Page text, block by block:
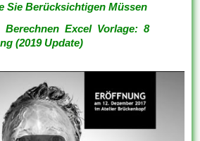
Sie Berücksichtigen Müssen
Berechnen Excel Vorlage: 8
(2019 Update)